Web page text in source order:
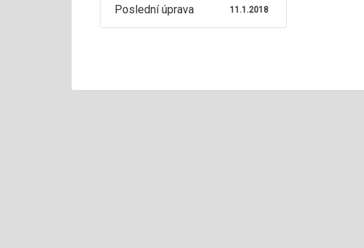
Poslední úprava 11.1.2018